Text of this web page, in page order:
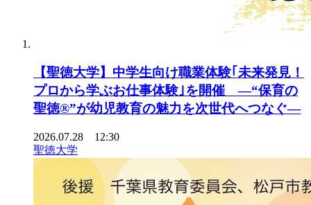
【聖徳大学】中学生向け職業体験｢未来発見！
プロから学ぶお仕事体験｣を開催 ―“保育の
聖徳®”が幼児教育の魅力を次世代へつなぐ―
2026.07.28 12:30
聖徳大学